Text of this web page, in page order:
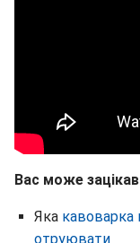
Вас може
Яка кавоварка
отруювати